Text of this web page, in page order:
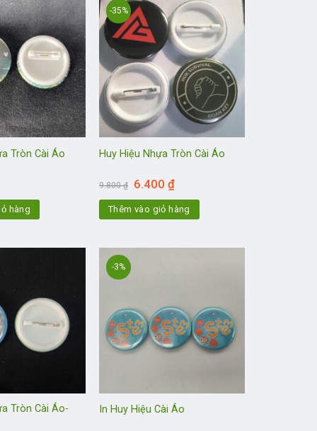
Tròn Cài Áo
hàng
-35%
Huy Hiệu Nhựa Tròn Cài Áo
9.800₫
Giá
gốc
là:
9.800 ₫.
6.400 ₫Giá
hiện
tại
là:
6.400 ₫.
Thêm vào giỏ hàng
Tròn Cài Áo-
-3%
In Huy Hiệu Cài Áo